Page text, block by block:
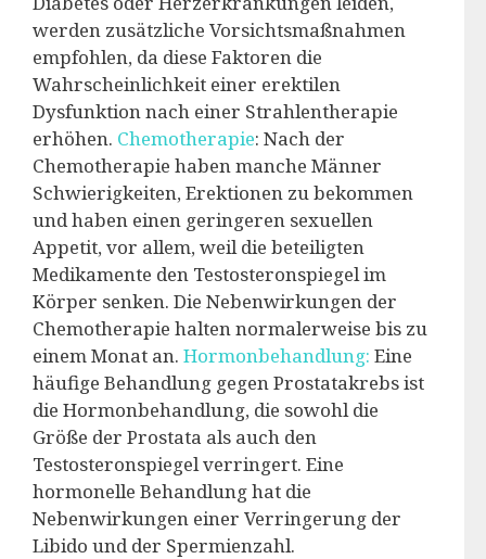
werden zusätzliche Vorsichtsmaßnahmen
empfohlen, da diese Faktoren die
Wahrscheinlichkeit einer erektilen
Dysfunktion nach einer Strahlentherapie
erhöhen. Chemotherapie: Nach der
Chemotherapie haben manche Männer
Schwierigkeiten, Erektionen zu bekommen
und haben einen geringeren sexuellen
Appetit, vor allem, weil die beteiligten
Medikamente den Testosteronspiegel im
Körper senken. Die Nebenwirkungen der
Chemotherapie halten normalerweise bis zu
einem Monat an. Hormonbehandlung: Eine
häufige Behandlung gegen Prostatakrebs ist
die Hormonbehandlung, die sowohl die
Größe der Prostata als auch den
Testosteronspiegel verringert. Eine
hormonelle Behandlung hat die
Nebenwirkungen einer Verringerung der
Libido und der Spermienzahl.